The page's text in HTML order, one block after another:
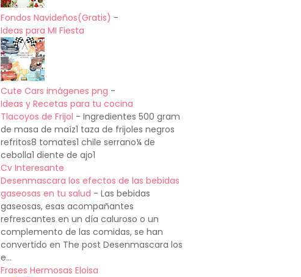
Fondos Navideños(Gratis) -
Ideas para MI Fiesta
Cute Cars imágenes png -
Ideas y Recetas para tu cocina
Tlacoyos de Frijol - Ingredientes 500 gram
de masa de maíz1 taza de frijoles negros
refritos8 tomates1 chile serrano¼ de
cebolla1 diente de ajo1
Cv Interesante
Desenmascara los efectos de las bebidas
gaseosas en tu salud - Las bebidas
gaseosas, esas acompañantes
refrescantes en un día caluroso o un
complemento de las comidas, se han
convertido en The post Desenmascara los
e...
Frases Hermosas Eloisa